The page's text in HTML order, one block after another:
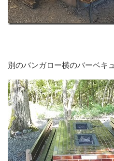
別のバンガロー横のバーベキ